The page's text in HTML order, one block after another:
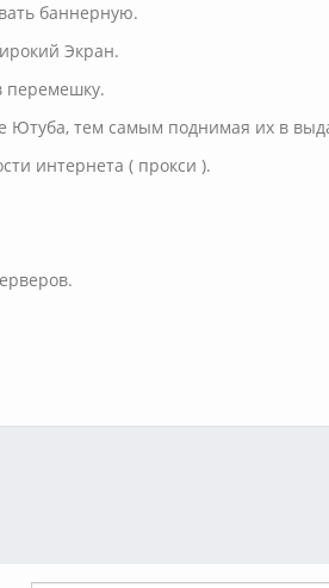
баннерную.
Экран.
перемешку.
Ютуба, тем самым поднимая их в
интернета ( прокси ).